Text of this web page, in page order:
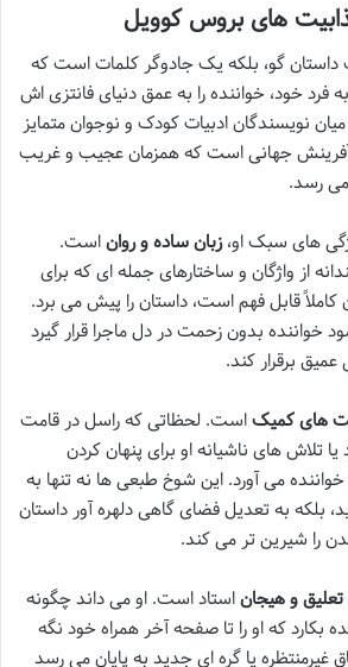
های بروس کوویل
داستان گو، بلکه یک جادوگر کلمات است که
فرد خود، خواننده را به عمق دنیای فانتزی اش
نویسندگان ادبیات کودک و نوجوان متمایز
آفرینش جهانی است که همزمان عجیب و غریب
می رسد.
های سبک او،زبان ساده و رواناست.
از واژگان و ساختارهای جمله ای که برای
قابل فهم است، داستان را پیش می برد.
خواننده بدون زحمت در دل ماجرا قرار گیرد
برقرار کند.
های کمیکاست. لحظاتی که راسل در قامت
تلاش های ناشیانه او برای پنهان کردن
می آورد. این شوخ طبعی ها نه تنها به
بلکه به تعدیل فضای گاهی دلهره آور داستان
را شیرین تر می کند.
تعلیق و هیجاناستاد است. او می داند چگونه
بکارد که او را تا صفحه آخر همراه خود نگه
غیرمنتظره یا گره ای جدید به پایان می رسد